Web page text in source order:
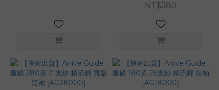
NT$580